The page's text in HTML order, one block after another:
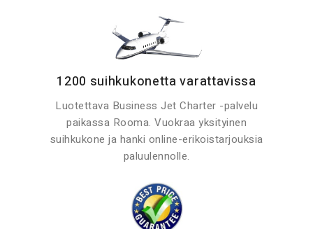
1200 suihkukonetta varattavissa
Luotettava Business Jet Charter -palvelu
paikassa Rooma. Vuokraa yksityinen
suihkukone ja hanki online-erikoistarjouksia
paluulennolle.